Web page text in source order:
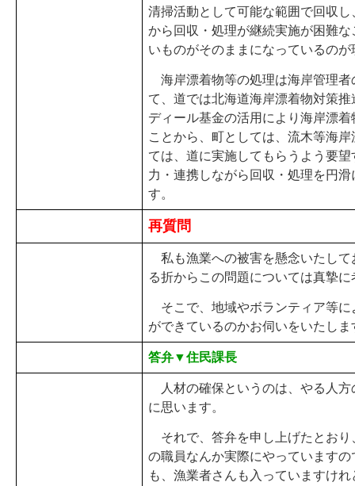
清掃活動として可能な範囲で回収
から回収・処理が継続実施が困難
いものがそのままになっているの
海岸漂着物等の処理は海岸管理者
て、道では北海道海岸漂着物対策
ディール基金の活用により海岸漂
ことから、町としては、流木等海
ては、道に実施してもらうよう要
力・連携しながら回収・処理を円
す。
再質問
私も漁業への被害を懸念いたして
る折からこの問題については真摯
そこで、地域やボランティア等に
ができているのかお伺いをいたしま
答弁▼住民課長
人材の確保というのは、やる人方
に思います。
それで、答弁を申し上げたとおり
の職員なんか実際にやっています
も、漁業者さんも入っていますけ